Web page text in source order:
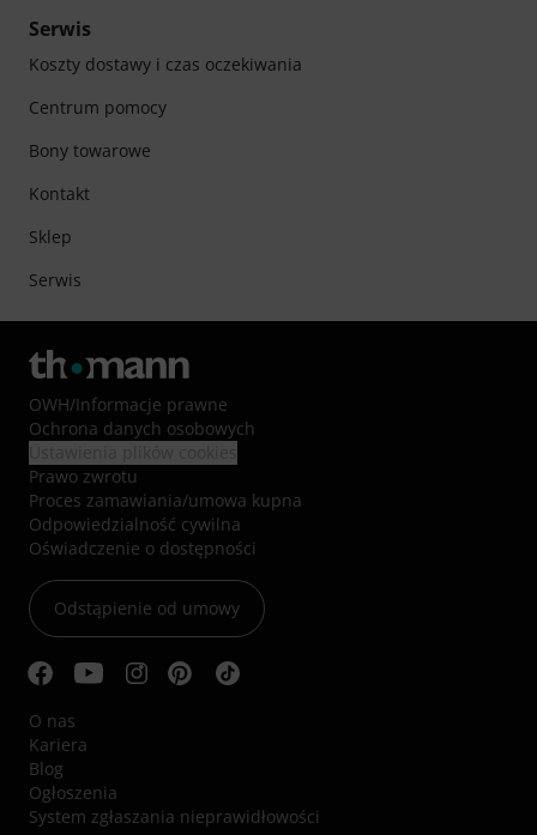
Serwis
Koszty dostawy i czas oczekiwania
Centrum pomocy
Bony towarowe
Kontakt
Sklep
Serwis
OWH/Informacje prawne
Ochrona danych osobowych
Prawo zwrotu
Proces zamawiania/umowa kupna
Odpowiedzialność cywilna
Oświadczenie o dostępności
Odstąpienie od umowy
O nas
Kariera
Blog
Ogłoszenia
System zgłaszania nieprawidłowości